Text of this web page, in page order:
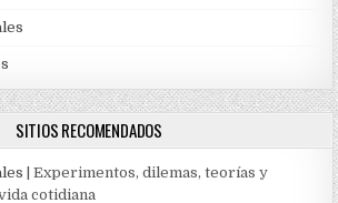
SITIOS RECOMENDADOS
| Experimentos, dilemas, teorías y
cotidiana